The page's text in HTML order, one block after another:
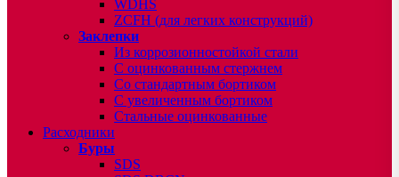
WDHS
ZCFH (для легких конструкций)
Заклепки
Из коррозионностойкой стали
С оцинкованным стержнем
Со стандартным бортиком
С увеличенным бортиком
Стальные оцинкованные
Расходники
Буры
SDS